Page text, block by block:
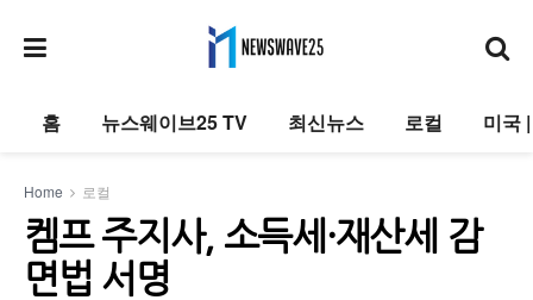
홈 뉴스웨이브25 TV 최신뉴스 로컬 미국
Home 로컬
켐프 주지사, 소득세·재산세 감
면법 서명